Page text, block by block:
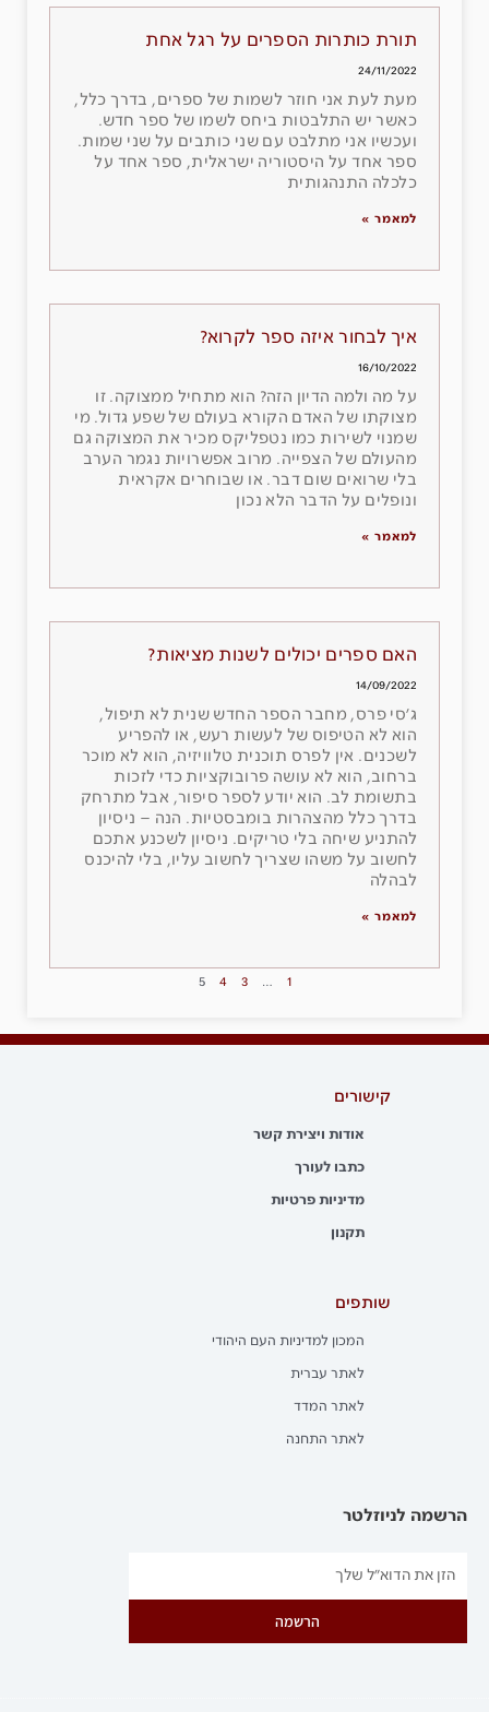
תורת כותרות הספרים על רגל אחת
24/11/2022
מעת לעת אני חוזר לשמות של ספרים, בדרך כלל,
כאשר יש התלבטות ביחס לשמו של ספר חדש.
ועכשיו אני מתלבט עם שני כותבים על שני שמות.
ספר אחד על היסטוריה ישראלית, ספר אחד על
כלכלה התנהגותית
למאמר »
איך לבחור איזה ספר לקרוא?
16/10/2022
על מה ולמה הדיון הזה? הוא מתחיל ממצוקה. זו
מצוקתו של האדם הקורא בעולם של שפע גדול. מי
שמנוי לשירות כמו נטפליקס מכיר את המצוקה גם
מהעולם של הצפייה. מרוב אפשרויות נגמר הערב
בלי שרואים שום דבר. או שבוחרים אקראית
ונופלים על הדבר הלא נכון
למאמר »
האם ספרים יכולים לשנות מציאות?
14/09/2022
ג׳סי פרס, מחבר הספר החדש שנית לא תיפול,
הוא לא הטיפוס של לעשות רעש, או להפריע
לשכנים. אין לפרס תוכנית טלוויזיה, הוא לא מוכר
ברחוב, הוא לא עושה פרובוקציות כדי לזכות
בתשומת לב. הוא יודע לספר סיפור, אבל מתרחק
בדרך כלל מהצהרות בומבסטיות. הנה – ניסיון
להתניע שיחה בלי טריקים. ניסיון לשכנע אתכם
לחשוב על משהו שצריך לחשוב עליו, בלי להיכנס
לבהלה
למאמר »
1
…
3
4
5
קישורים
אודות ויצירת קשר
כתבו לעורך
מדיניות פרטיות
תקנון
שותפים
המכון למדיניות העם היהודי
לאתר עברית
לאתר המדד
לאתר התחנה
הרשמה לניוזלטר
הרשמה